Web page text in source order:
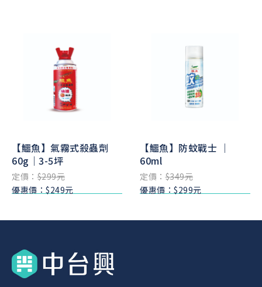
【鱷魚】氣霧式殺蟲劑
60g｜3-5坪
定價：$299元
優惠價：$249元
【鱷魚】防蚊戰士 ｜
60ml
定價：$349元
優惠價：$299元